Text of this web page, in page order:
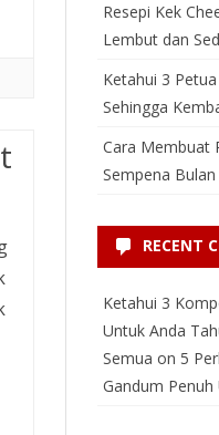
Resepi Kek
Lembut dan
Ketahui 3
Sehingga
Cara Membuat
Sempena
RECENT
Ketahui 3
Untuk Anda
Semua on 5
Gandum